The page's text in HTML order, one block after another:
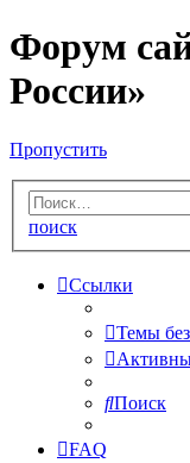
Форум
России»
Пропустить
поиск
Ссылки
Темы
Поиск
FAQ